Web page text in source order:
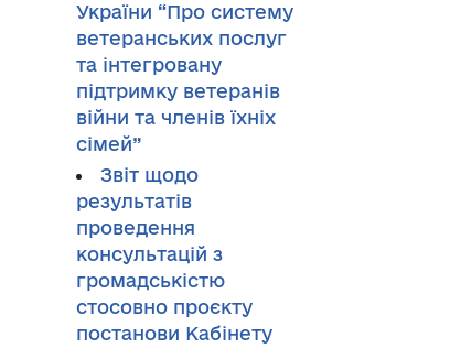
України “Про систему
ветеранських послуг
та інтегровану
підтримку ветеранів
війни та членів їхніх
сімей”
Звіт щодо
результатів
проведення
консультацій з
громадськістю
стосовно проєкту
постанови Кабінету